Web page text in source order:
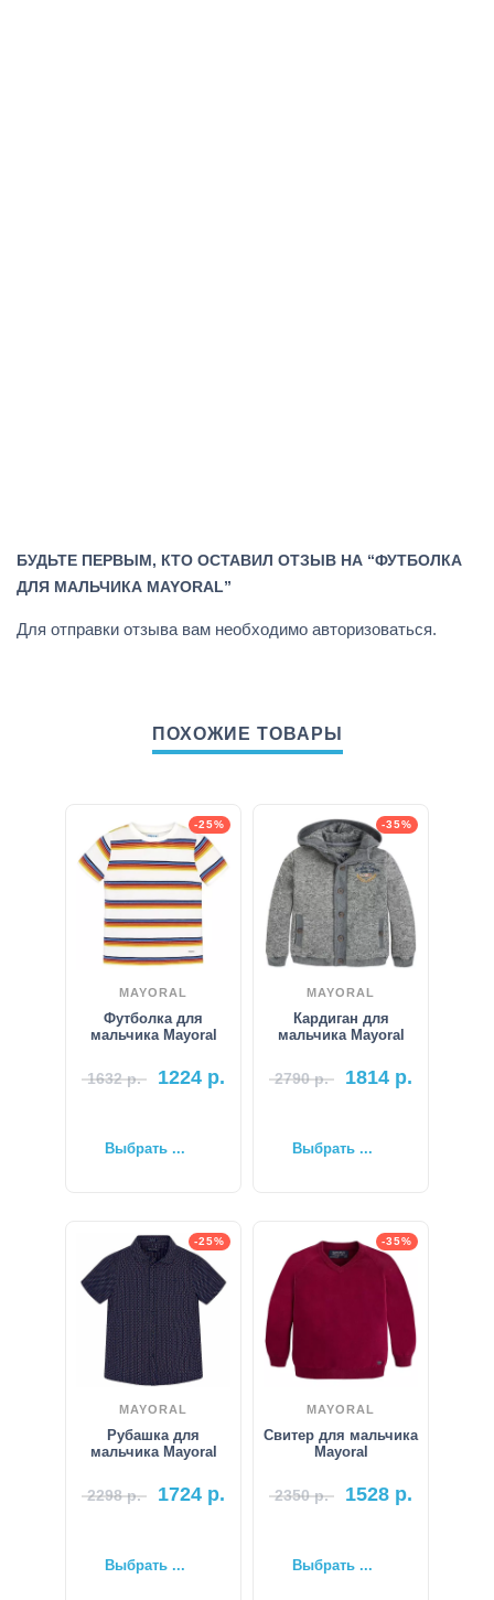
БУДЬТЕ ПЕРВЫМ, КТО ОСТАВИЛ ОТЗЫВ НА “ФУТБОЛКА
ДЛЯ МАЛЬЧИКА MAYORAL”
Для отправки отзыва вам необходимо авторизоваться.
ПОХОЖИЕ ТОВАРЫ
-25%
MAYORAL
Футболка для
мальчика Mayoral
1632р. 1224 р.
Выбрать ...
-35%
MAYORAL
Кардиган для
мальчика Mayoral
2790р. 1814 р.
Выбрать ...
-25%
MAYORAL
Рубашка для
мальчика Mayoral
2298р. 1724 р.
Выбрать ...
-35%
MAYORAL
Свитер для мальчика
Mayoral
2350р. 1528 р.
Выбрать ...